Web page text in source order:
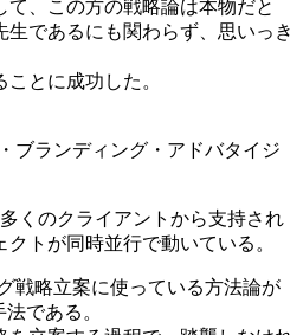
、この方の戦略論は本物だと
であるにも関わらず、思いっき
とに成功した。
ブランディング・アドバタイジ
くのクライアントから支持され
トが同時並行で動いている。
戦略立案に使っている方法論が
である。